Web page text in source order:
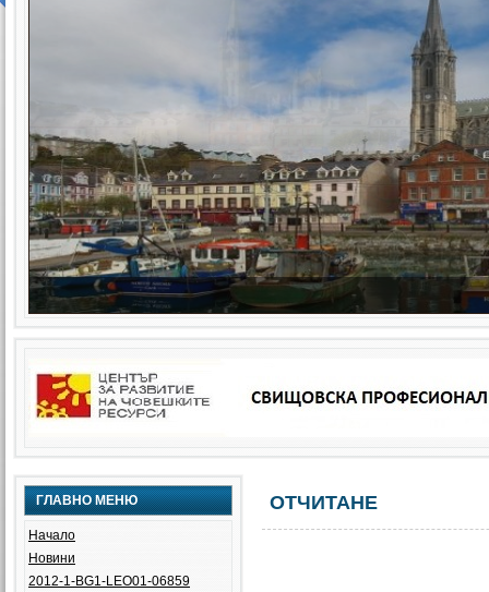
ГЛАВНО МЕНЮ
Начало
Новини
2012-1-BG1-LEO01-06859
ОТЧИТАНЕ